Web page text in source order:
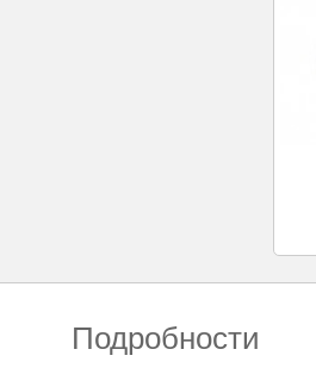
Подробности